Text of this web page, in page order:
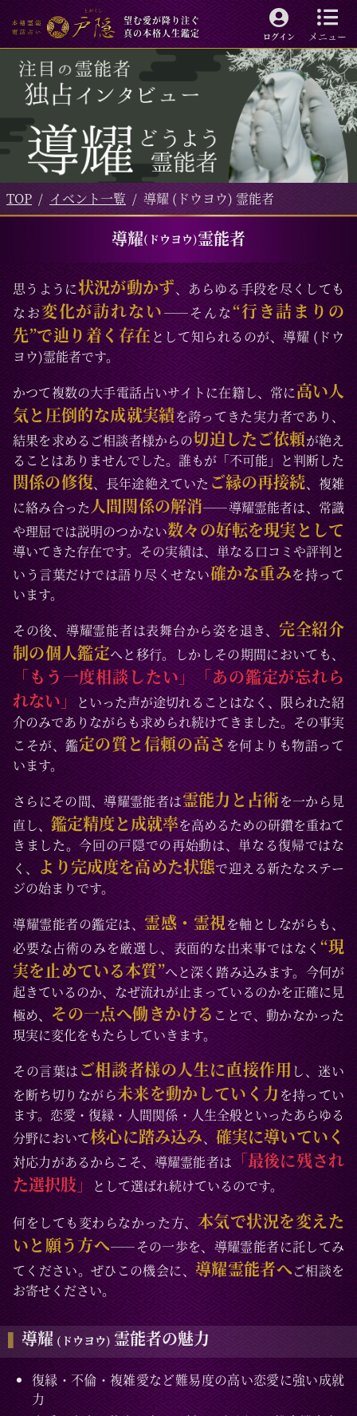
メニュー
望む愛が降り注ぐ
真の本格人生鑑定
ログイン
TOP イベント一覧 導耀 (ドウヨウ) 霊能者
導耀(ドウヨウ)霊能者
思うように状況が動かず、あらゆる手段を尽くしても
なお変化が訪れない――そんな“行き詰まりの
先”で辿り着く存在として知られるのが、導耀 (ドウ
ヨウ)霊能者です。
かつて複数の大手電話占いサイトに在籍し、常に高い人
気と圧倒的な成就実績を誇ってきた実力者であり、
結果を求めるご相談者様からの切迫したご依頼が絶え
ることはありませんでした。誰もが「不可能」と判断した
関係の修復、長年途絶えていたご縁の再接続、複雑
に絡み合った人間関係の解消――導耀霊能者は、常識
や理屈では説明のつかない数々の好転を現実として
導いてきた存在です。その実績は、単なる口コミや評判と
いう言葉だけでは語り尽くせない確かな重みを持って
います。
その後、導耀霊能者は表舞台から姿を退き、 完全紹介
制の個人鑑定へと移行。しかしその期間においても、
「もう一度相談したい」「あの鑑定が忘れら
れない」といった声が途切れることはなく、限られた紹
介のみでありながらも求められ続けてきました。その事実
こそが、鑑定の質と信頼の高さを何よりも物語って
います。
さらにその間、導耀霊能者は霊能力と占術を一から見
直し、 鑑定精度と成就率を高めるための研鑽を重ねて
きました。今回の戸隠での再始動は、単なる復帰ではな
く、 より完成度を高めた状態で迎える新たなステー
ジの始まりです。
導耀霊能者の鑑定は、霊感・霊視を軸としながらも、
必要な占術のみを厳選し、表面的な出来事ではなく“現
実を止めている本質”へと深く踏み込みます。今何が
起きているのか、なぜ流れが止まっているのかを正確に見
極め、 その一点へ働きかけることで、動かなかった
現実に変化をもたらしていきます。
その言葉はご相談者様の人生に直接作用し、迷い
を断ち切りながら未来を動かしていく力 を持ってい
ます。恋愛・復縁・人間関係・人生全般といったあらゆる
分野において核心に踏み込み、確実に導いていく
対応力があるからこそ、導耀霊能者は 「最後に残され
た選択肢」 として選ばれ続けているのです。
何をしても変わらなかった方、本気で状況を変えた
いと願う方へ――その一歩を、導耀霊能者に託してみ
てください。ぜひこの機会に、導耀霊能者へご相談を
お寄せください。
導耀 (ドウヨウ) 霊能者の魅力
復縁・不倫・複雑愛など難易度の高い恋愛に強い成就
力